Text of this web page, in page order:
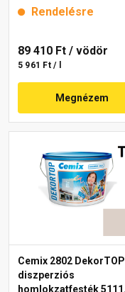
Rendelésre
89 410 Ft / vödör
5 961 Ft / l
Megnézem
Cemix 2802 DekorTOP
diszperziós
homlokzatfesték 5111